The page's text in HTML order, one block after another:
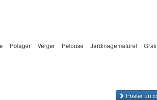
Potager Verger Pelouse Jardinage naturel
Poster un